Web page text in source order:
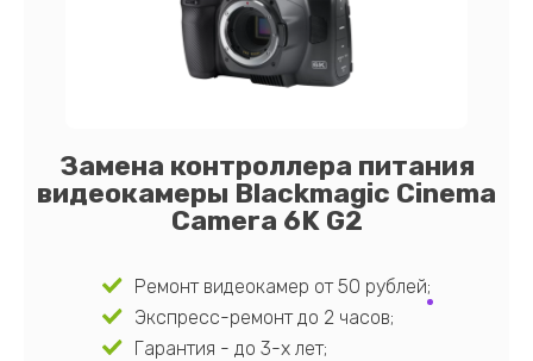
Замена контроллера питания
видеокамеры Blackmagic Cinema
Camera 6K G2
Ремонт видеокамер от 50 рублей;
Экспресс-ремонт до 2 часов;
Гарантия - до 3-х лет;